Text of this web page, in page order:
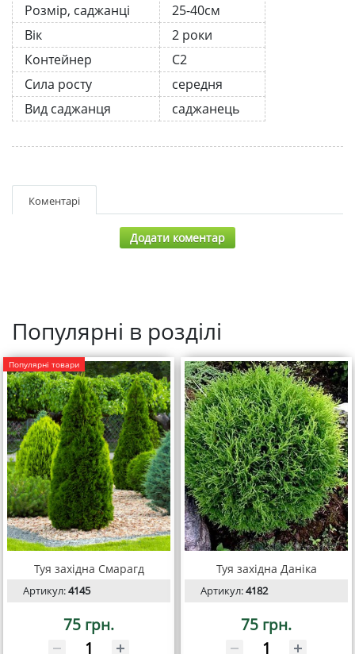
Розмір, саджанці
25-40см
Вік
2 роки
Контейнер
С2
Сила росту
середня
Вид саджанця
саджанець
Коментарі
Додати коментар
Популярні в розділі
Популярні товари
Туя західна Смарагд
Артикул:4145
75 грн.
Туя західна Даніка
Артикул:4182
75 грн.